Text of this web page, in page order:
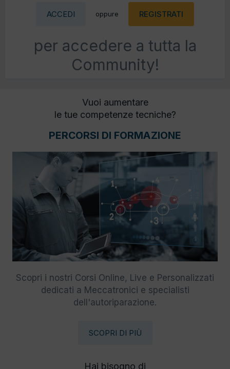
ACCEDI oppure REGISTRATI
per accedere a tutta la
Community!
Vuoi aumentare
le tue competenze tecniche?
PERCORSI DI FORMAZIONE
Scopri i nostri Corsi Online, Live e Personalizzati
dedicati a Meccatronici e specialisti
dell'autoriparazione.
SCOPRI DI PIÙ
Hai bisogno di